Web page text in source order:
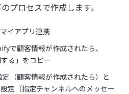
プロセスで作成します。
イアプリ連携
で顧客情報が作成されたら、
る」をコピー
（顧客情報が作成されたら）と
定（指定チャンネルへのメッセー